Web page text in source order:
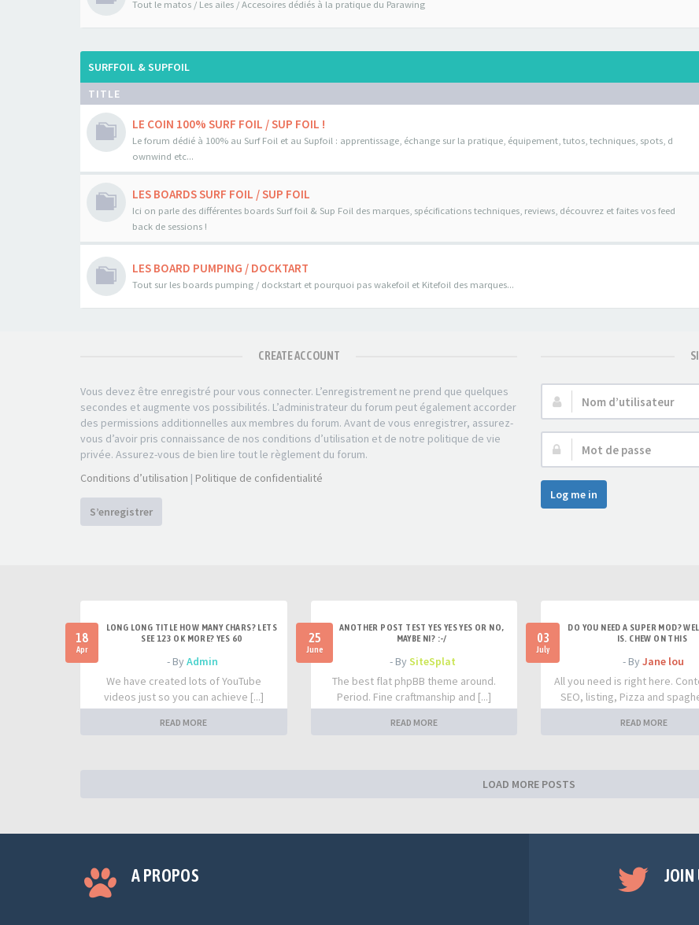
Tout le matos / Les ailes / Accesoires dédiés à la pratique du Parawing
SURFFOIL & SUPFOIL
TITLE
LE COIN 100% SURF FOIL / SUP FOIL !
Le forum dédié à 100% au Surf Foil et au Supfoil : apprentissage, échange sur la pratique, équipement, tutos, techniques, spots, d
ownwind etc...
LES BOARDS SURF FOIL / SUP FOIL
Ici on parle des différentes boards Surf foil & Sup Foil des marques, spécifications techniques, reviews, découvrez et faites vos feed
back de sessions !
LES BOARD PUMPING / DOCKTART
Tout sur les boards pumping / dockstart et pourquoi pas wakefoil et Kitefoil des marques...
CREATE ACCOUNT
Vous devez être enregistré pour vous connecter. L’enregistrement ne prend que quelques
secondes et augmente vos possibilités. L’administrateur du forum peut également accorder
des permissions additionnelles aux membres du forum. Avant de vous enregistrer, assurez-
vous d’avoir pris connaissance de nos conditions d’utilisation et de notre politique de vie
privée. Assurez-vous de bien lire tout le règlement du forum.
Conditions d’utilisation | Politique de confidentialité
S’enregistrer
Nom
d’utilisateur :
Mot
de
passe :
Log me in
18
Apr
LONG LONG TITLE HOW MANY CHARS? LETS
SEE 123 OK MORE? YES 60
- ByAdmin
We have created lots of YouTube
videos just so you can achieve [...]
READ MORE
25
June
ANOTHER POST TEST YES YES YES OR NO,
MAYBE NI? :-/
- BySiteSplat
The best flat phpBB theme around.
Period. Fine craftmanship and [...]
READ MORE
03
July
DO YOU NEED A SUPER MOD?
IS. CHEW ON THIS
- By Jane lou
All you need is right here.
SEO, listing, Pizza and
READ MORE
LOAD MORE POSTS
A PROPOS JOIN